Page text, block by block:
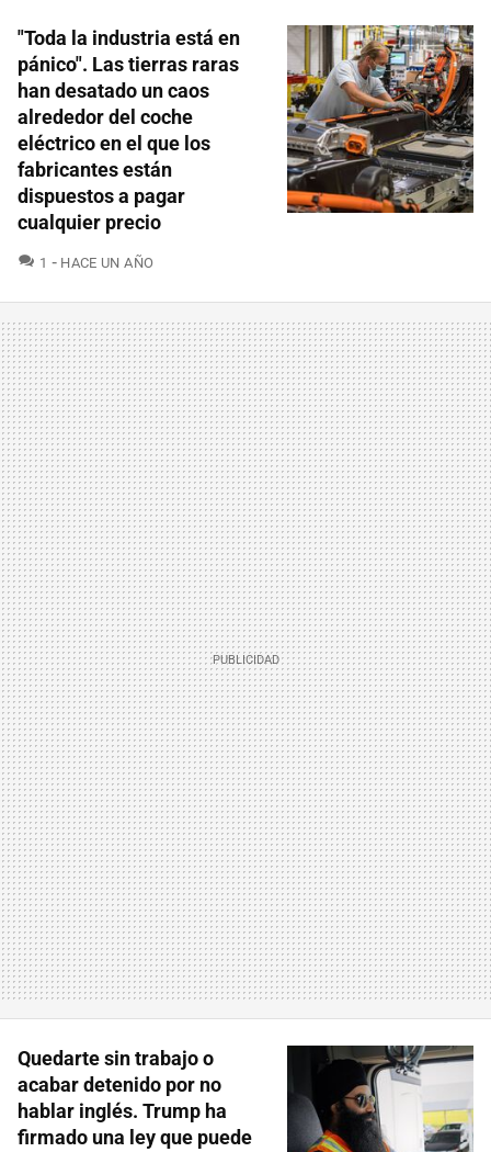
"Toda la industria está en
pánico". Las tierras raras
han desatado un caos
alrededor del coche
eléctrico en el que los
fabricantes están
dispuestos a pagar
cualquier precio
1 COMENTARIOS
HACE UN AÑO
Quedarte sin trabajo o
acabar detenido por no
hablar inglés. Trump ha
firmado una ley que puede